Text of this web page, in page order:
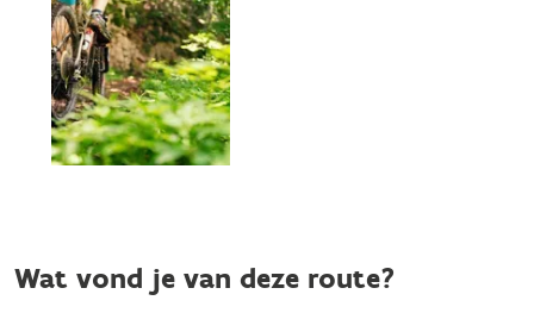
Wat vond je van deze route?